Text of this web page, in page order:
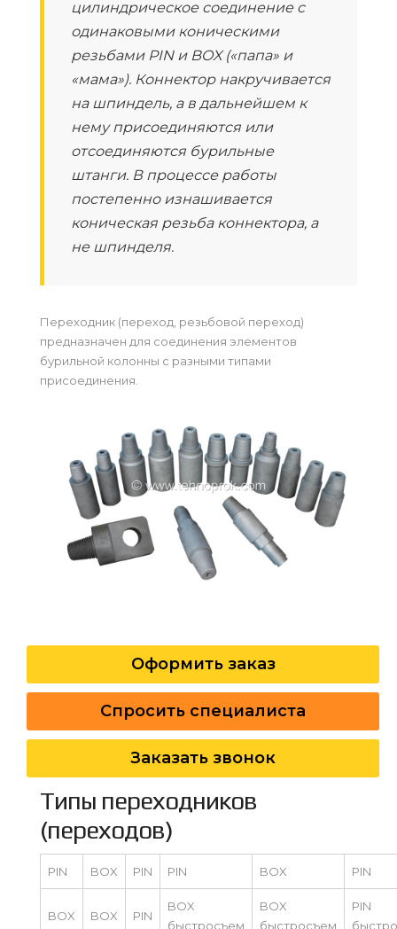
цилиндрическое соединение с
одинаковыми коническими
резьбами PIN и BOX («папа» и
«мама»). Коннектор накручивается
на шпиндель, а в дальнейшем к
нему присоединяются или
отсоединяются бурильные
штанги. В процессе работы
постепенно изнашивается
коническая резьба коннектора, а
не шпинделя.
Переходник (переход, резьбовой переход)
предназначен для соединения элементов
бурильной колонны с разными типами
присоединения.
Оформить заказ
Спросить специалиста
Заказать звонок
Типы переходников
(переходов)
PIN BOX PIN PIN BOX PIN
BOX BOX PIN
BOX
быстросъем
BOX
быстросъем
PIN